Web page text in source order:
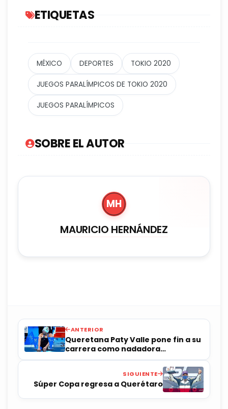
ETIQUETAS
MÉXICO DEPORTES TOKIO 2020
JUEGOS PARALÍMPICOS DE TOKIO 2020
JUEGOS PARALÍMPICOS
SOBRE EL AUTOR
MH
MAURICIO HERNÁNDEZ
ANTERIOR
Queretana Paty Valle pone fin a su
carrera como nadadora
paralímpica
SIGUIENTE
Súper Copa regresa a Querétaro